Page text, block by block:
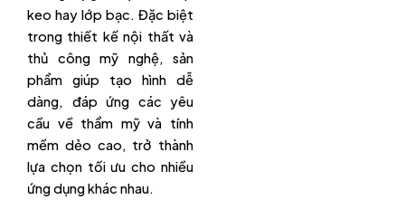
keo hay lớp bạc. Đặc biệt
trong thiết kế nội thất và
thủ công mỹ nghệ, sản
phẩm giúp tạo hình dễ
dàng, đáp ứng các yêu
cầu về thẩm mỹ và tính
mềm dẻo cao, trở thành
lựa chọn tối ưu cho nhiều
ứng dụng khác nhau.